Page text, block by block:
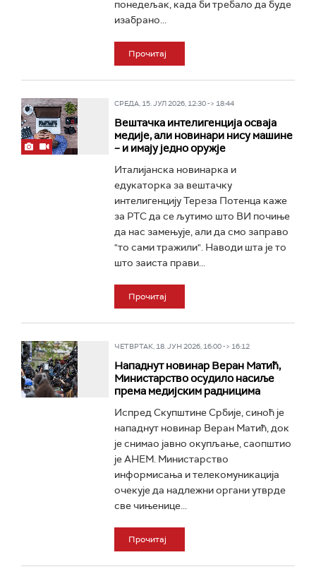
понедељак, када би требало да буде
изабрано...
Прочитај
СРЕДА, 15. ЈУЛ 2026, 12:30 -> 18:44
Вештачка интелигенција осваја
медије, али новинари нису машине
– и имају једно оружје
Италијанска новинарка и
едукаторка за вештачку
интелигенцију Тереза Потенца каже
за РТС да се љутимо што ВИ почиње
да нас замењује, али да смо заправо
"то сами тражили". Наводи шта је то
што заиста прави...
Прочитај
ЧЕТВРТАК, 18. ЈУН 2026, 16:00 -> 16:12
Нападнут новинар Веран Матић,
Министарство осудило насиље
према медијским радницима
Испред Скупштине Србије, синоћ је
нападнут новинар Веран Матић, док
је снимао јавно окупљање, саопштио
је АНЕМ. Министарство
информисања и телекомуникација
очекује да надлежни органи утврде
све чињенице...
Прочитај